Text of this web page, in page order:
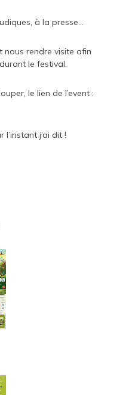
à la presse…
nous rendre visite afin
le festival.
le lien de l’event :
j’ai dit !